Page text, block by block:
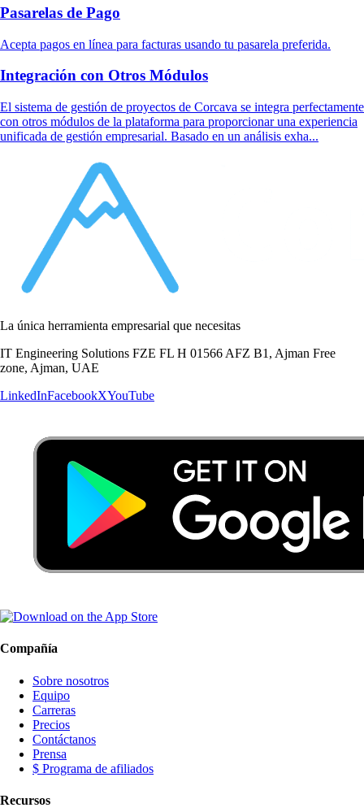
Pasarelas de Pago
Acepta pagos en línea para facturas usando tu pasarela preferida.
Integración con Otros Módulos
El sistema de gestión de proyectos de Corcava se integra perfectamente
con otros módulos de la plataforma para proporcionar una experiencia
unificada de gestión empresarial. Basado en un análisis exha...
La única herramienta empresarial que necesitas
IT Engineering Solutions FZE FL H 01566 AFZ B1, Ajman Free
zone, Ajman, UAE
LinkedInFacebookXYouTube
Compañía
Sobre nosotros
Equipo
Carreras
Precios
Contáctanos
Prensa
$ Programa de afiliados
Recursos